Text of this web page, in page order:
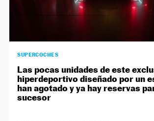
SUPERCOCHES
Las pocas unidades de este
hiperdeportivo diseñado por un
han agotado y ya hay reservas
sucesor